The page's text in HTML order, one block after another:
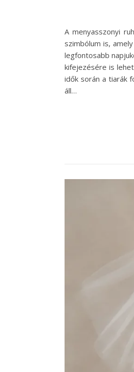
A menyasszonyi
szimbólum is,
legfontosabb
kifejezésére is
idők során a tiarák
áll…